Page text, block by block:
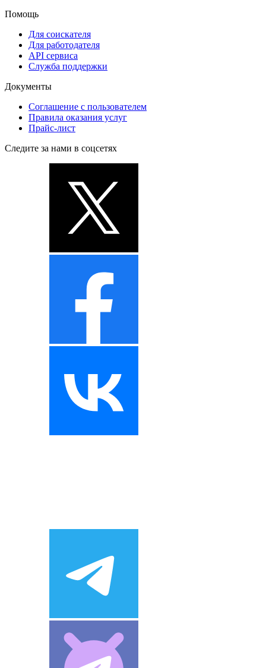
Помощь
Для соискателя
Для работодателя
API сервиса
Служба поддержки
Документы
Соглашение с пользователем
Правила оказания услуг
Прайс-лист
Следите за нами в соцсетях